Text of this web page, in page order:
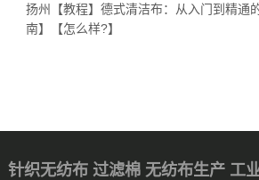
扬州【教程】德式清洁布：从入门到精通
南】【怎么样?】
针织无纺布 过滤棉 无纺布生产 工